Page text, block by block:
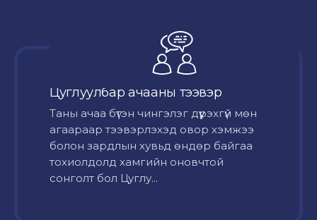
Цуглуулбар ачааны тээвэр
Таны ачаа бүтэн чингэлэг дүүрэхгүй мөн
агаараар тээвэрлэхэд овор хэмжээ
болон зардлын хувьд өндөр байгаа
тохиолдолд хамгийн оновчтой
сонголт бол Цуглу...